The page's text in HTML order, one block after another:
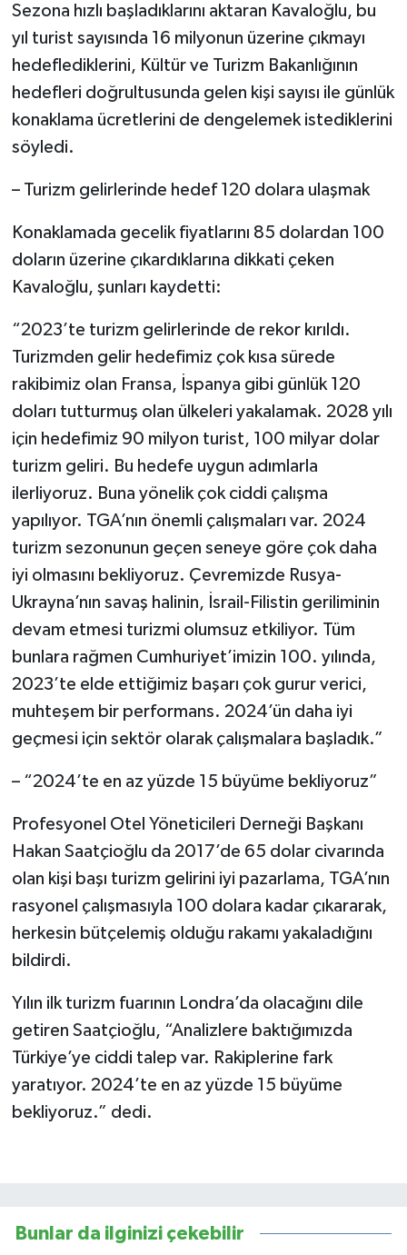
Sezona hızlı başladıklarını aktaran Kavaloğlu, bu
yıl turist sayısında 16 milyonun üzerine çıkmayı
hedeflediklerini, Kültür ve Turizm Bakanlığının
hedefleri doğrultusunda gelen kişi sayısı ile günlük
konaklama ücretlerini de dengelemek istediklerini
söyledi.
– Turizm gelirlerinde hedef 120 dolara ulaşmak
Konaklamada gecelik fiyatlarını 85 dolardan 100
doların üzerine çıkardıklarına dikkati çeken
Kavaloğlu, şunları kaydetti:
“2023’te turizm gelirlerinde de rekor kırıldı.
Turizmden gelir hedefimiz çok kısa sürede
rakibimiz olan Fransa, İspanya gibi günlük 120
doları tutturmuş olan ülkeleri yakalamak. 2028 yılı
için hedefimiz 90 milyon turist, 100 milyar dolar
turizm geliri. Bu hedefe uygun adımlarla
ilerliyoruz. Buna yönelik çok ciddi çalışma
yapılıyor. TGA’nın önemli çalışmaları var. 2024
turizm sezonunun geçen seneye göre çok daha
iyi olmasını bekliyoruz. Çevremizde Rusya-
Ukrayna’nın savaş halinin, İsrail-Filistin geriliminin
devam etmesi turizmi olumsuz etkiliyor. Tüm
bunlara rağmen Cumhuriyet’imizin 100. yılında,
2023’te elde ettiğimiz başarı çok gurur verici,
muhteşem bir performans. 2024’ün daha iyi
geçmesi için sektör olarak çalışmalara başladık.”
– “2024’te en az yüzde 15 büyüme bekliyoruz”
Profesyonel Otel Yöneticileri Derneği Başkanı
Hakan Saatçioğlu da 2017’de 65 dolar civarında
olan kişi başı turizm gelirini iyi pazarlama, TGA’nın
rasyonel çalışmasıyla 100 dolara kadar çıkararak,
herkesin bütçelemiş olduğu rakamı yakaladığını
bildirdi.
Yılın ilk turizm fuarının Londra’da olacağını dile
getiren Saatçioğlu, “Analizlere baktığımızda
Türkiye’ye ciddi talep var. Rakiplerine fark
yaratıyor. 2024’te en az yüzde 15 büyüme
bekliyoruz.” dedi.
Bunlar da ilginizi çekebilir